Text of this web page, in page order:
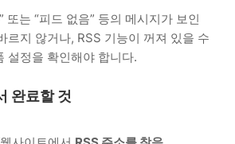
또는 “피드 없음” 등의 메시지가 보인
르지 않거나, RSS 기능이 꺼져 있을 수
설정을 확인해야 합니다.
완료할 것